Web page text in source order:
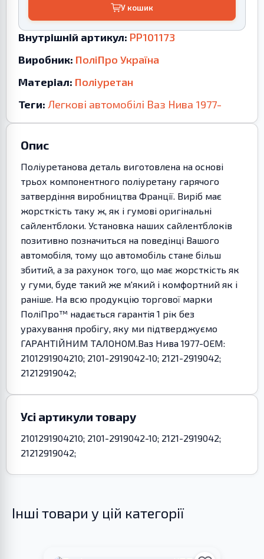
У кошик
Внутрішній артикул: PP101173
Виробник: ПоліПро Україна
Матеріал: Поліуретан
Теги: Легкові автомобілі Ваз Нива 1977-
Опис
Поліуретанова деталь виготовлена на основі
трьох компонентного поліуретану гарячого
затвердіння виробництва Франції. Виріб має
жорсткість таку ж, як і гумові оригінальні
сайлентблоки. Установка наших сайлентблоків
позитивно позначиться на поведінці Вашого
автомобіля, тому що автомобіль стане більш
збитий, а за рахунок того, що має жорсткість як
у гуми, буде такий же м'який і комфортний як і
раніше. На всю продукцію торгової марки
ПоліПро™ надається гарантія 1 рік без
урахування пробігу, яку ми підтверджуємо
ГАРАНТІЙНИМ ТАЛОНОМ.Ваз Нива 1977-OEM:
2101291904210; 2101-2919042-10; 2121-2919042;
21212919042;
Усі артикули товару
2101291904210; 2101-2919042-10; 2121-2919042;
21212919042;
Інші товари у цій категорії